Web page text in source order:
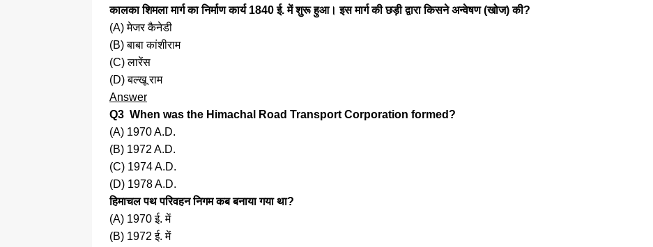
कालका शिमला मार्ग का निर्माण कार्य 1840 ई. में शुरू हुआ। इस मार्ग की छड़ी द्वारा किसने अन्वेषण (खोज) की?
(A) मेजर कैनेडी
(B) बाबा कांशीराम
(C) लारेंस
(D) बल्खू राम
Answer
Q3 When was the Himachal Road Transport Corporation formed?
(A) 1970 A.D.
(B) 1972 A.D.
(C) 1974 A.D.
(D) 1978 A.D.
हिमाचल पथ परिवहन निगम कब बनाया गया था?
(A) 1970 ई. में
(B) 1972 ई. में